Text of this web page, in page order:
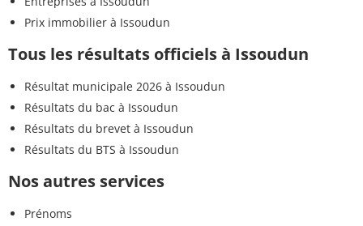
Prix immobilier à Issoudun
Tous les résultats officiels à Issoudun
Résultat municipale 2026 à Issoudun
Résultats du bac à Issoudun
Résultats du brevet à Issoudun
Résultats du BTS à Issoudun
Nos autres services
Prénoms